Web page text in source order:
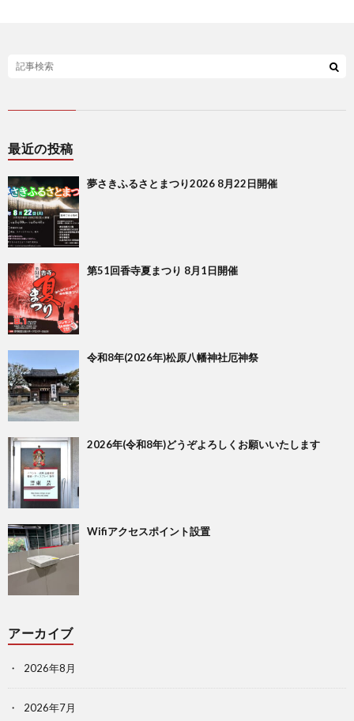
最近の投稿
夢さきふるさとまつり2026 8月22日開催
第51回香寺夏まつり 8月1日開催
令和8年(2026年)松原八幡神社厄神祭
2026年(令和8年)どうぞよろしくお願いいたします
Wifiアクセスポイント設置
アーカイブ
2026年8月
2026年7月